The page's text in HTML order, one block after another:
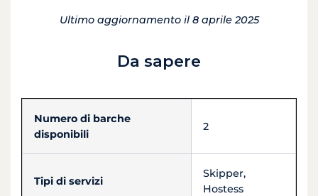
Ultimo aggiornamento il 8 aprile 2025
Da sapere
Numero di barche
disponibili
2
Tipi di servizi
Skipper,
Hostess